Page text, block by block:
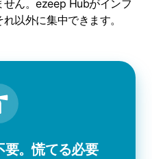
ん。ezeep Hubがインフ
以外に集中できます。
要。慌てる必要